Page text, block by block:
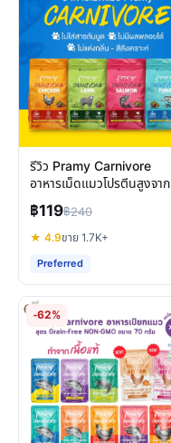
รีวิว Pramy Carnivore
อาหารเม็ดแมวโปรตีนสูงจาก
เนื้อแท้ บำรุงครบด้าน
฿119฿240
★ 4.9ขาย 1.7K+
Preferred
-62%